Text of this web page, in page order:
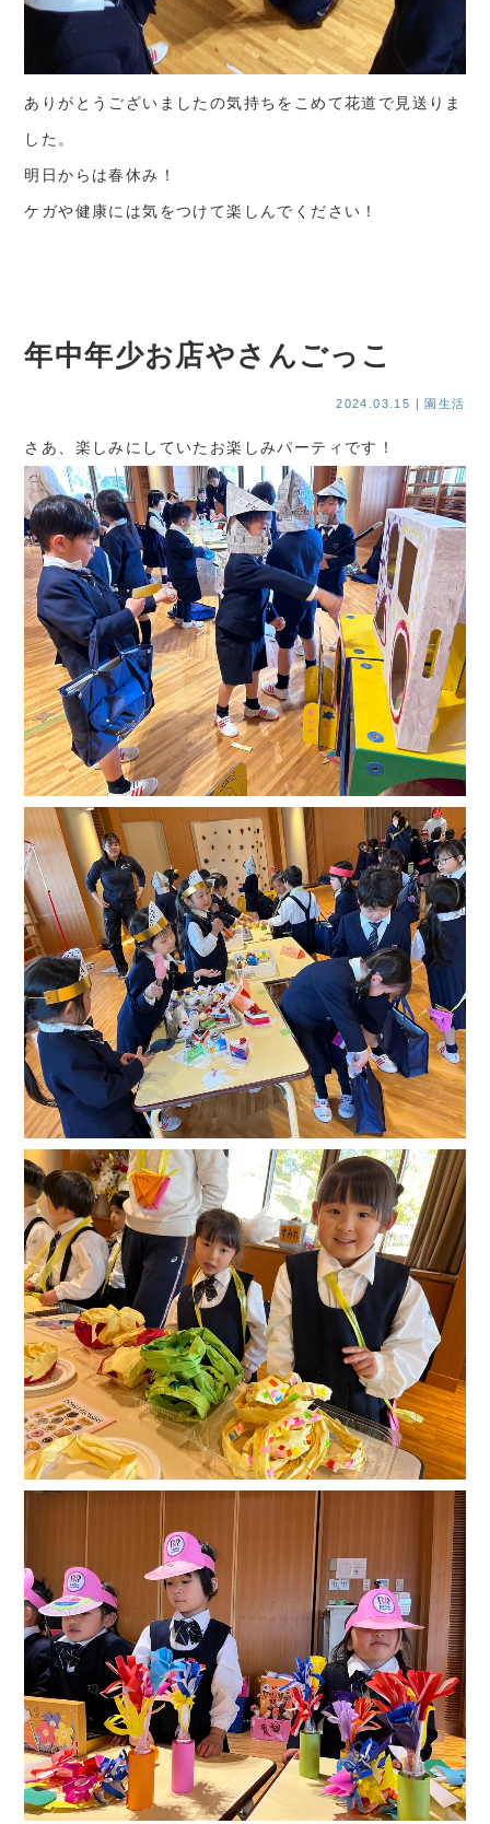
ありがとうございましたの気持ちをこめて花道で見送りま
した。
明日からは春休み！
ケガや健康には気をつけて楽しんでください！
年中年少お店やさんごっこ
2024.03.15 | 園生活
さあ、楽しみにしていたお楽しみパーティです！